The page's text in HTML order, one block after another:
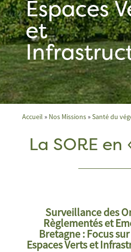
Espaces
et
Accueil » Nos Missions»Santé du
La SORE en
Surveillance des
Règlementés et
Bretagne : Focus
Espaces Verts et